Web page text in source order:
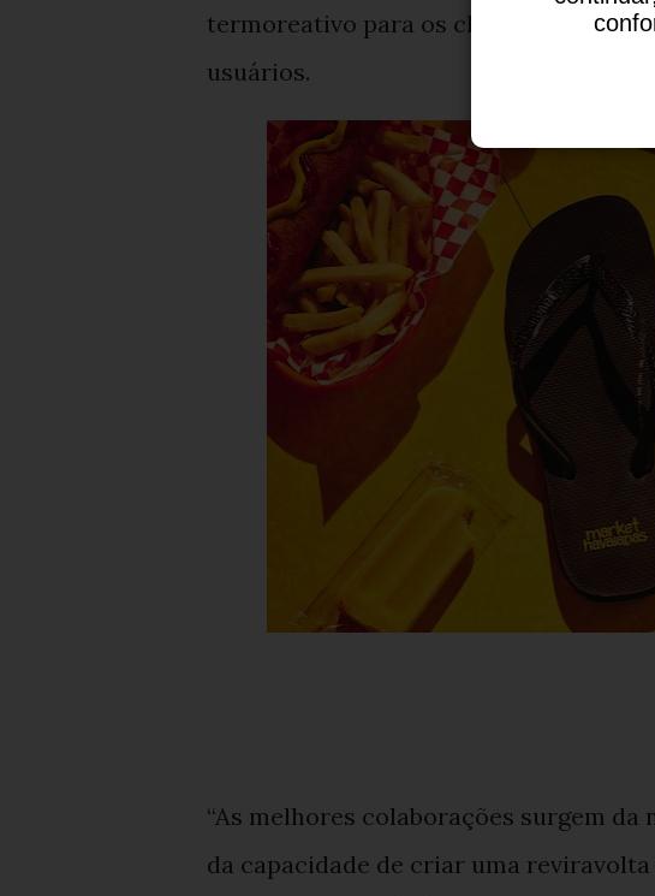
termoreativo para os chinelos. Uma
usuários.
“As melhores colaborações surgem
da capacidade de criar uma